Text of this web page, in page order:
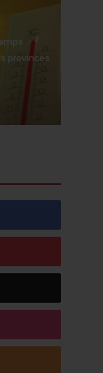
provinces